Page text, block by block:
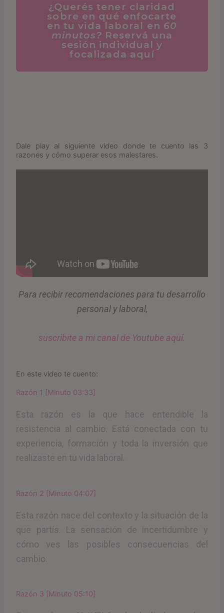
¿Querés tener claridad
sobre en qué enfocarte
en tu vida laboral en 60
minutos? Reservá una
sesión individual y
focalizada aquí
Dale play al siguiente video donde te cuento las 3
razones y cómo superar esos malestares.
Para recibir recomendaciones para tu desarrollo
personal y laboral,
suscribite a mi canal de Youtube aquí.
En este video te cuento:
Razón 1 [Minuto 03:33]
Esta razón es la que hace entendible la
resistencia al cambio. Está conectada con tu
experiencia, formación y toda la inversión que
realizaste en tu vida laboral.
Razón 2 [Minuto 04:07]
Esta razón nace del contexto y la situación de la
que partís. La sensación de incertidumbre y
cómo ves las posibles consecuencias del
cambio.
Razón 3 [Minuto 05:10]